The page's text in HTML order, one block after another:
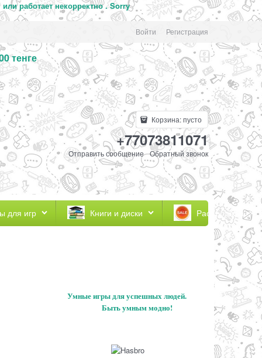
работает некорректно . Sorry
Войти Регистрация
тенге
Корзина:пусто
+77073811071
Отправить сообщение Обратный звонок
для игр Книги и диски Распродажа
Умные игры для успешных людей.
Быть умным модно!